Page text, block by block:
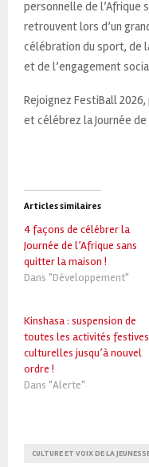
personnelle de l’Afrique
retrouvent lors d’un
célébration du sport, de
et de l’engagement
Rejoignez FestiBall
et célébrez la Journée de
Articles similaires
4 façons de célébrer la
Journée de l’Afrique sans
quitter la maison !
Dans "Développement"
Kinshasa : suspension de
toutes les activités
culturelles jusqu’à nouvel
ordre !
Dans "Alerte"
CULTURE ET VOIX DE LA